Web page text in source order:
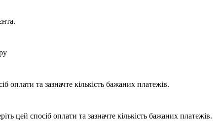
та зазначте кількість бажаних платежів.
спосіб оплати та зазначте кількість бажаних платежів.